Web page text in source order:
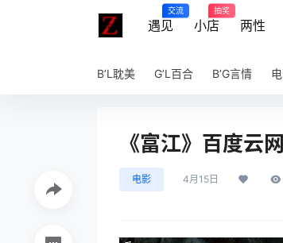
遇见
交流
小店
抽奖
两性
B’L耽美 G’L百合 B’G言情
《富江》百度云
电影 4月15日